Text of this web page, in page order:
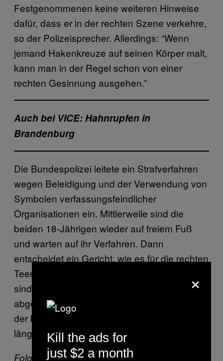
Festgenommenen keine weiteren Hinweise
dafür, dass er in der rechten Szene verkehre,
so der Polizeisprecher. Allerdings: “Wenn
jemand Hakenkreuze auf seinen Körper malt,
kann man in der Regel schon von einer
rechten Gesinnung ausgehen.”
Auch bei VICE: Hahnrupfen in
Brandenburg
Die Bundespolizei leitete ein Strafverfahren
wegen Beleidigung und der Verwendung von
Symbolen verfassungsfeindlicher
Organisationen ein. Mittlerweile sind die
beiden 18-Jährigen wieder auf freiem Fuß
und warten auf ihr Verfahren. Dann
entscheidet ein Gericht, wie es für die rechten
Teenies weitergeht. Die Filzstift-Kritzeleien
sind mittlerweile wahrscheinlich wieder
abgewaschen. Bei der braunen Gesinnung
der beiden wird es wohl leider noch etwas
länger dauern.
Folge VICE aufFacebook,Instagram
×
Kill the ads for
just $2 a month